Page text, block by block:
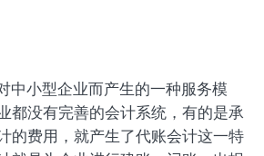
中小型企业而产生的一种服务模
都没有完善的会计系统，有的是承
的费用，就产生了代账会计这一特